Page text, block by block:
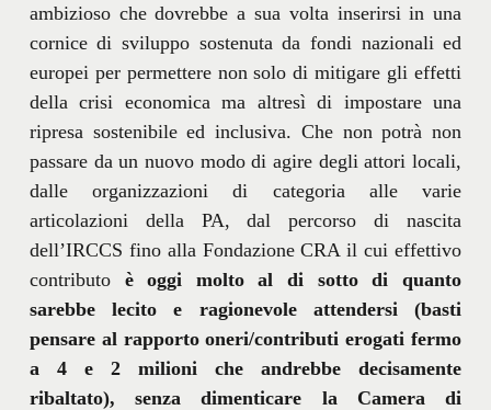
ambizioso che dovrebbe a sua volta inserirsi in una
cornice di sviluppo sostenuta da fondi nazionali ed
europei per permettere non solo di mitigare gli effetti
della crisi economica ma altresì di impostare una
ripresa sostenibile ed inclusiva. Che non potrà non
passare da un nuovo modo di agire degli attori locali,
dalle organizzazioni di categoria alle varie
articolazioni della PA, dal percorso di nascita
dell’IRCCS fino alla Fondazione CRA il cui effettivo
contributo è oggi molto al di sotto di quanto
sarebbe lecito e ragionevole attendersi (basti
pensare al rapporto oneri/contributi erogati fermo
a 4 e 2 milioni che andrebbe decisamente
ribaltato), senza dimenticare la Camera di